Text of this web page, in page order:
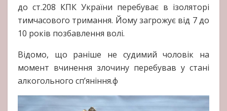
до ст.208 КПК України перебуває в ізоляторі
тимчасового тримання. Йому загрожує від 7 до
10 років позбавлення волі.
Відомо, що раніше не судимий чоловік на
момент вчинення злочину перебував у стані
алкогольного сп’яніння.ф